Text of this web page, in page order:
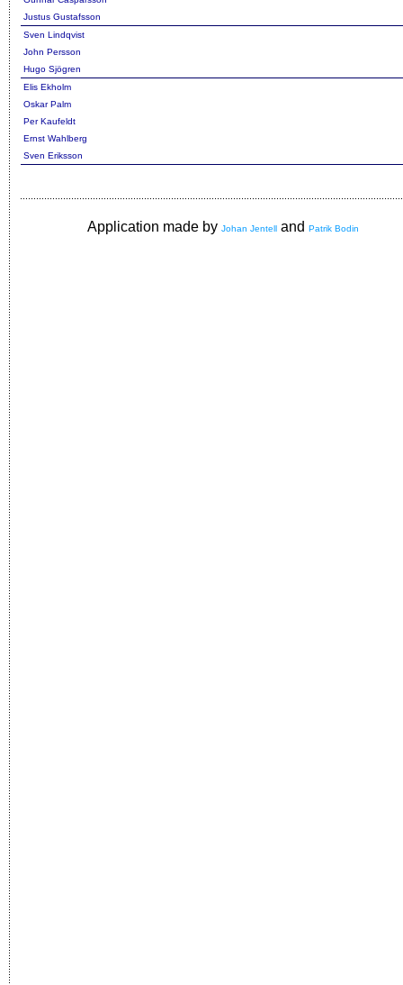
Justus Gustafsson
Sven Lindqvist
John Persson
Hugo Sjögren
Elis Ekholm
Oskar Palm
Per Kaufeldt
Ernst Wahlberg
Sven Eriksson
Application made by Johan Jentell and Patrik Bodin